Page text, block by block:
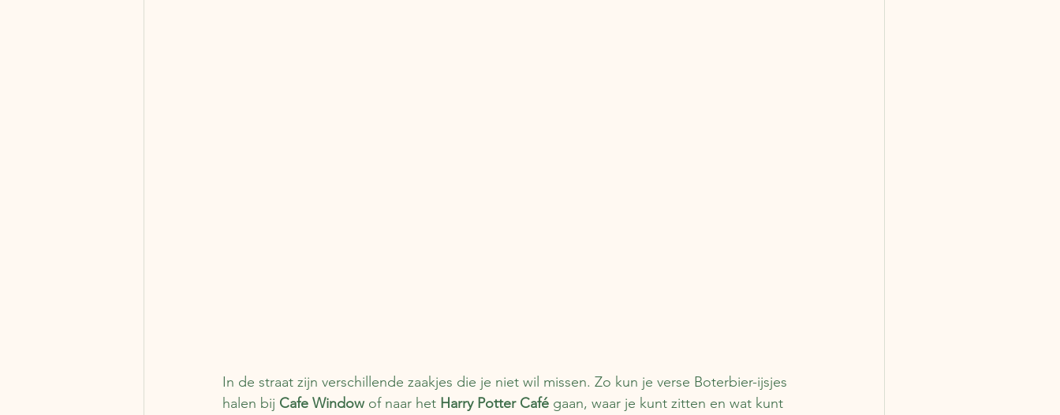
In de straat zijn verschillende zaakjes die je niet wil missen. Zo kun je verse Boterbier-ijsjes
halen bij Cafe Window of naar het Harry Potter Café gaan, waar je kunt zitten en wat kunt